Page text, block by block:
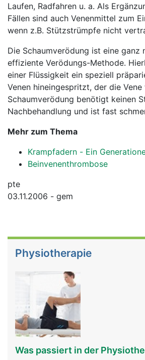
Laufen, Radfahren u. a. Als
Fällen sind auch Venenmittel zum
wenn z.B. Stützstrümpfe nicht
Die Schaumverödung ist eine ganz
effiziente Verödungs-Methode.
einer Flüssigkeit ein speziell
Venen hineingespritzt, der die
Schaumverödung benötigt keinen
Nachbehandlung und ist fast
Mehr zum Thema
Krampfadern - Ein
Beinvenenthrombose
pte
03.11.2006 - gem
Physiotherapie
Was passiert in der